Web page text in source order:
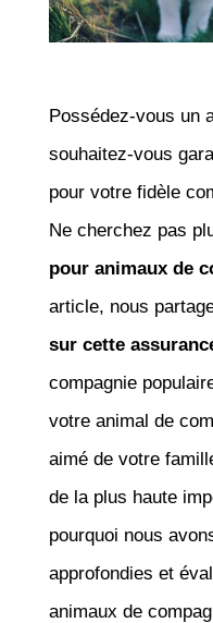
Possédez-vous un
souhaitez-vous
pour votre fidèle
Ne cherchez pas
pour animaux de
article, nous
sur cette
compagnie
votre animal de
aimé de votre
de la plus haute
pourquoi nous
approfondies et
animaux de